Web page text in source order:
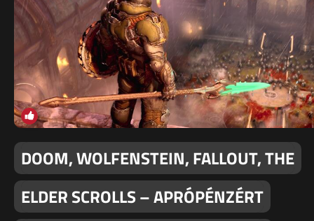
DOOM, WOLFENSTEIN, FALLOUT, THE
ELDER SCROLLS – APRÓPÉNZÉRT